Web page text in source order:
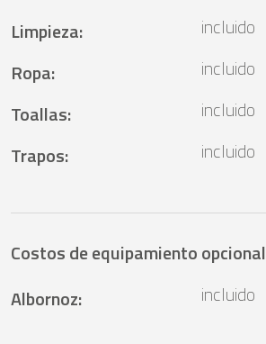
Limpieza:
incluido
Ropa:
incluido
Toallas:
incluido
Trapos: incluido
Costos de equipamiento opcional
Albornoz: incluido